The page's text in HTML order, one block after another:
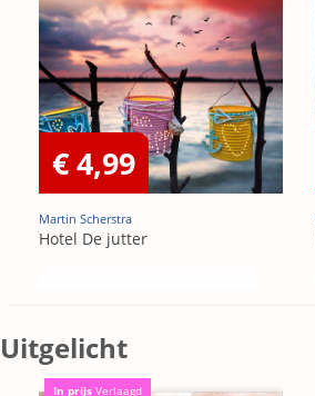
€ 4,99
Martin Scherstra
Hotel De jutter
Uitgelicht
In prijs Verlaagd